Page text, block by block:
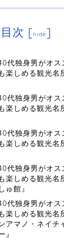
目次 [hide]
代独身男がオス
楽しめる観光名
代独身男がオス
楽しめる観光名
代独身男がオス
楽しめる観光名
代独身男がオス
楽しめる観光名
ゅ館』
代独身男がオス
楽しめる観光名
アマノ・ネイチ
』